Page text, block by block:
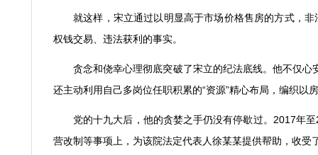
就这样，宋立通过以明显高于市场价格售房的方式，非
权钱交易、违法获利的事实。
贪念和侥幸心理彻底突破了宋立的纪法底线。他不仅
还主动利用自己多岗位任职积累的“资源”精心布局，编织以
党的十九大后，他的贪婪之手仍没有停歇过。 2017年至
营改制等事项上，为该院法定代表人徐某某提供帮助，收受